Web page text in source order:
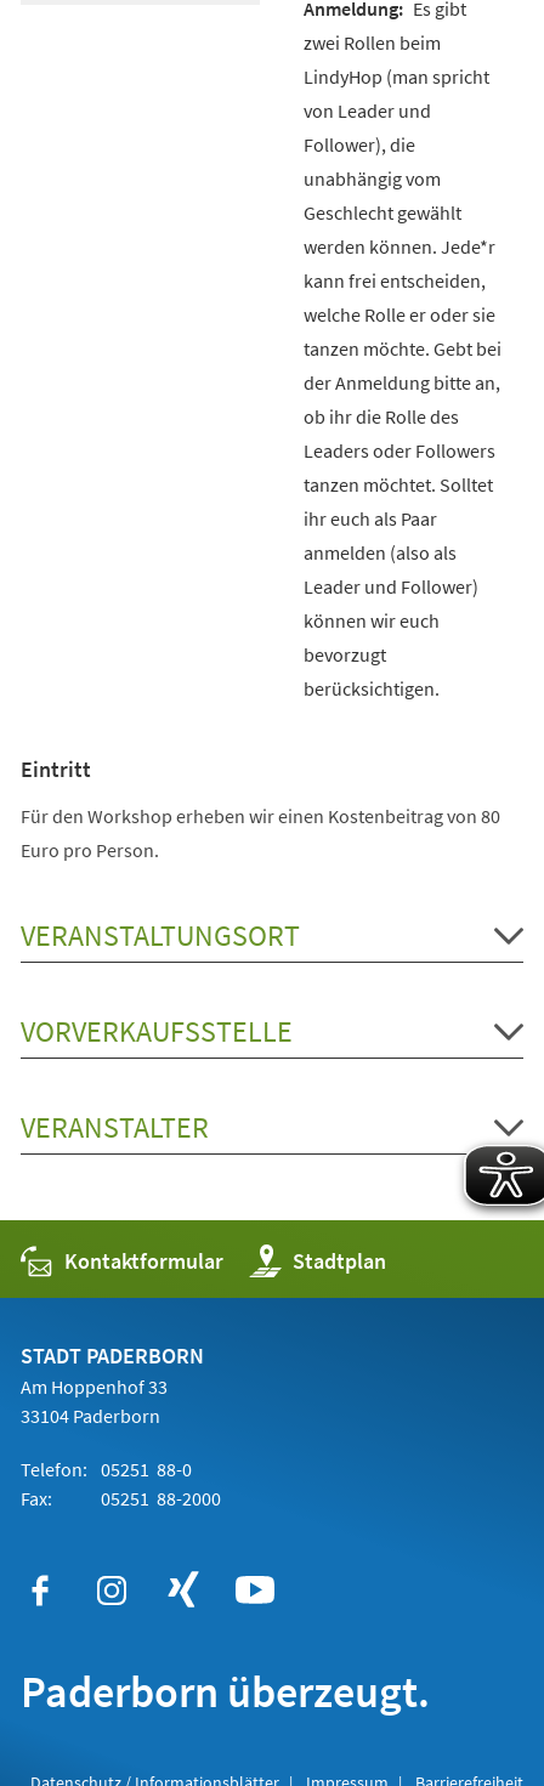
Es gibt
zwei Rollen beim
LindyHop (man spricht
von Leader und
Follower), die
unabhängig vom
Geschlecht gewählt
werden können. Jede*r
kann frei entscheiden,
welche Rolle er oder sie
tanzen möchte. Gebt bei
der Anmeldung bitte an,
ob ihr die Rolle des
Leaders oder Followers
tanzen möchtet. Solltet
ihr euch als Paar
anmelden (also als
Leader und Follower)
können wir euch
bevorzugt
berücksichtigen.
Eintritt
Für den Workshop erheben wir einen Kostenbeitrag von 80
Euro pro Person.
VERANSTALTUNGSORT
VORVERKAUFSSTELLE
VERANSTALTER
Kontaktformular Stadtplan
(Öffnet
in
einem
STADT PADERBORN
Am Hoppenhof 33
33104 Paderborn
Telefon: 05251 88-0
Fax:
05251 88-2000
Paderborn überzeugt.